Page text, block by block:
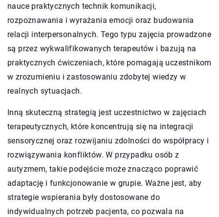
nauce praktycznych technik komunikacji,
rozpoznawania i wyrażania emocji oraz budowania
relacji interpersonalnych. Tego typu zajęcia prowadzone
są przez wykwalifikowanych terapeutów i bazują na
praktycznych ćwiczeniach, które pomagają uczestnikom
w zrozumieniu i zastosowaniu zdobytej wiedzy w
realnych sytuacjach.
Inną skuteczną strategią jest uczestnictwo w zajęciach
terapeutycznych, które koncentrują się na integracji
sensorycznej oraz rozwijaniu zdolności do współpracy i
rozwiązywania konfliktów. W przypadku osób z
autyzmem, takie podejście może znacząco poprawić
adaptację i funkcjonowanie w grupie. Ważne jest, aby
strategie wspierania były dostosowane do
indywidualnych potrzeb pacjenta, co pozwala na